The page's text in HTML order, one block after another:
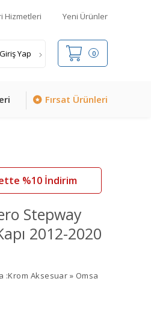
Hizmetleri Yeni Ürünler
0
Yap
Fırsat Ürünleri
%10 İndirim
Stepway
2012-2020
:Krom Aksesuar » Omsa